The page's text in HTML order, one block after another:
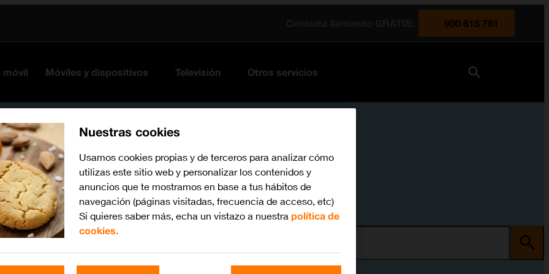
900 815 761
móvil Móviles y dispositivos Televisión Otros servicios
Nuestras cookies
Usamos cookies propias y de terceros para analizar cómo
utilizas este sitio web y personalizar los contenidos y
anuncios que te mostramos en base a tus hábitos de
navegación (páginas visitadas, frecuencia de acceso, etc)
Si quieres saber más, echa un vistazo a nuestra política de
cookies.